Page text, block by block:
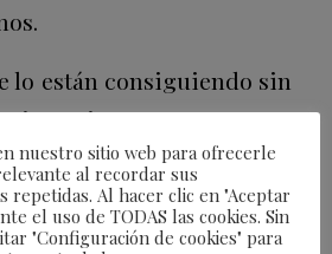
lo están consiguiendo sin
entre esos
sin duda, prefieren la
porque los disfraces
utilizan están muy
nuestro sitio web para ofrecerle
al recordar sus
repetidas. Al hacer clic en "Aceptar
el uso de TODAS las cookies. Sin
"Configuración de cookies" para